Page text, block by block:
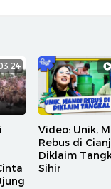
Video: Unik,
Rebus di
Diklaim
Sihir